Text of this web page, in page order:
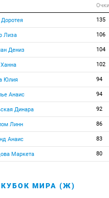
Очки
135
Лиза 106
Дениз 104
102
Юлия 94
Анаис 94
Динара 92
Линн 86
Анаис 83
Маркета 80
КУБОК МИРА (Ж)